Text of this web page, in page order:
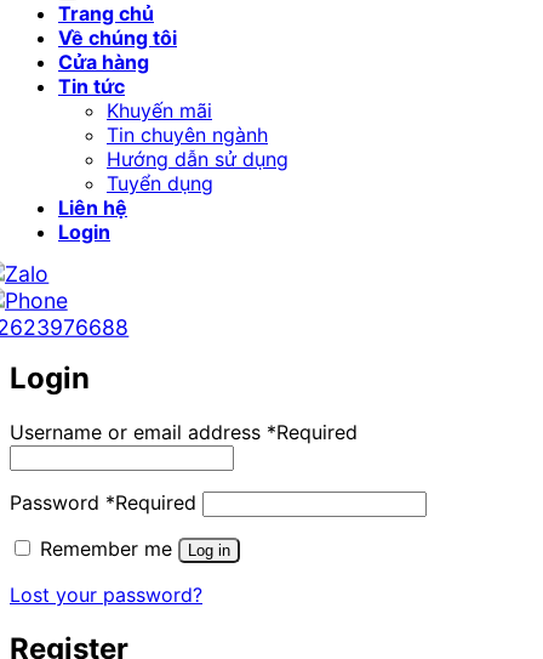
Trang chủ
Về chúng tôi
Cửa hàng
Tin tức
Khuyến mãi
Tin chuyên ngành
Hướng dẫn sử dụng
Tuyển dụng
Liên hệ
Login
Login
Username or email address *Required
Password *Required
Remember me
Log in
Lost your password?
Register